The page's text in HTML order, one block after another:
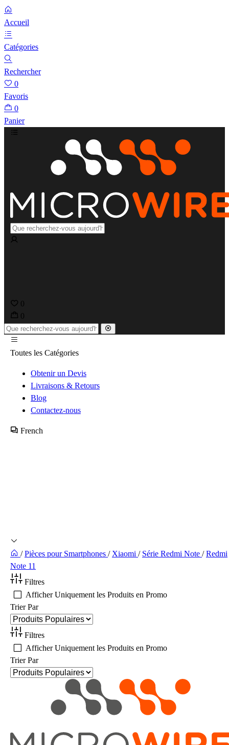
Accueil
Catégories
Rechercher
0
Favoris
0
Panier
0
0
Toutes les Catégories
Obtenir un Devis
Livraisons & Retours
Blog
Contactez-nous
French
/ Pièces pour Smartphones / Xiaomi / Série Redmi Note / Redmi
Note 11
Filtres
Afficher Uniquement les Produits en Promo
Trier Par
Filtres
Afficher Uniquement les Produits en Promo
Trier Par